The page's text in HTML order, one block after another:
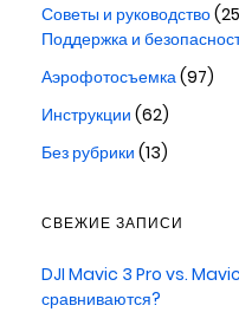
Советы и руководство
Поддержка и
Аэрофотосъемка(97)
Инструкции (62)
Без рубрики (13)
СВЕЖИЕ ЗАПИСИ
DJI Mavic 3 Pro vs.
сравниваются?